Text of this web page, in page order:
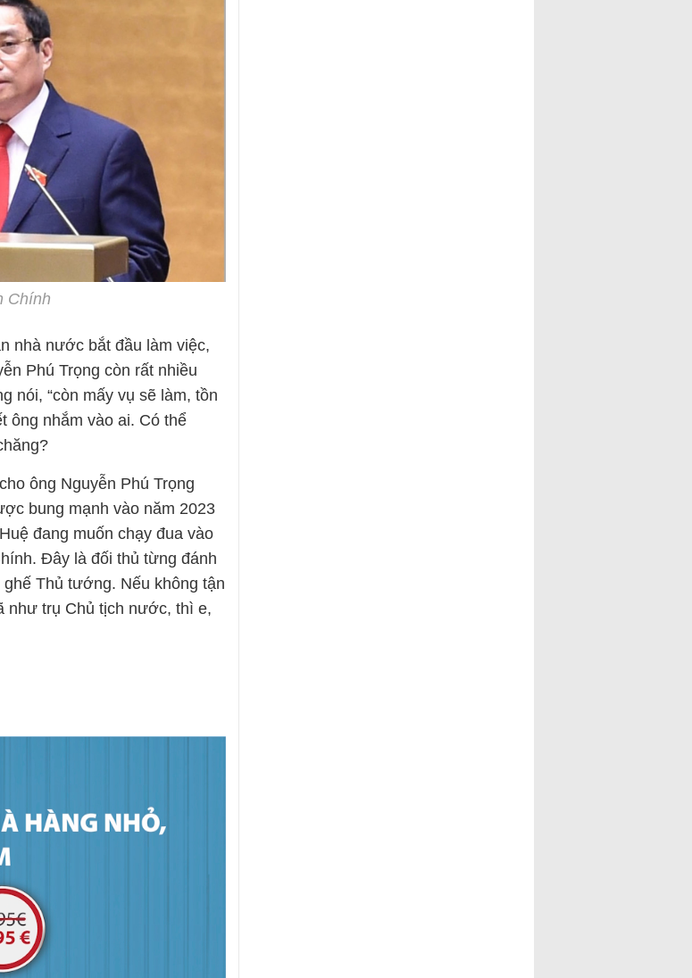
Chính
nhà nước bắt đầu làm việc,
Phú Trọng còn rất nhiều
nói, “còn mấy vụ sẽ làm, tồn
ông nhắm vào ai. Có thể
ông Nguyễn Phú Trọng
bung mạnh vào năm 2023
đang muốn chạy đua vào
Đây là đối thủ từng đánh
Thủ tướng. Nếu không tận
như trụ Chủ tịch nước, thì e,